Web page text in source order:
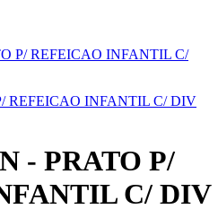
P/ REFEICAO INFANTIL C/
- PRATO P/
C/ DIV